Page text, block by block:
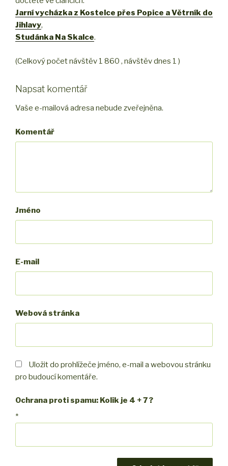
Jarní vycházka z Kostelce přes Popice a Větrník do
Jihlavy,
Studánka Na Skalce.
(Celkový počet návštěv 1 860 , návštěv dnes 1 )
Napsat komentář
Vaše e-mailová adresa nebude zveřejněna.
Komentář
Jméno
E-mail
Webová stránka
Uložit do prohlížeče jméno, e-mail a webovou stránku
pro budoucí komentáře.
Ochrana proti spamu: Kolik je 4 + 7 ?
*